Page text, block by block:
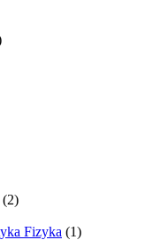
(2)
Fizyka (1)